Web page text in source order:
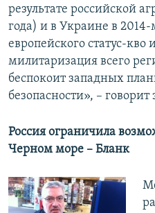
результате российской
года) и в Украине в
европейского статус-
милитаризация всего
беспокоит западных
безопасности», – говорит
Россия ограничила
Черном море – Бланк